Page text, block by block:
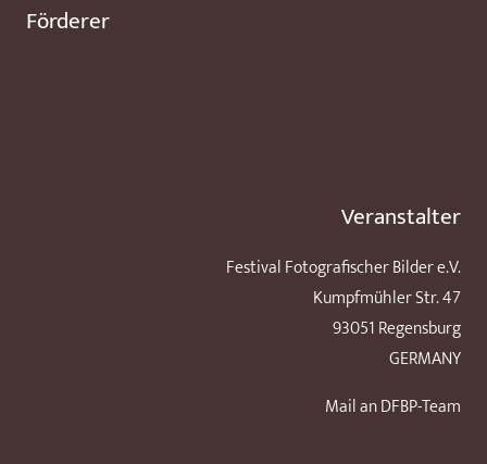
Förderer
Veranstalter
Festival Fotografischer Bilder e.V.
Kumpfmühler Str. 47
93051 Regensburg
GERMANY
Mail an DFBP-Team